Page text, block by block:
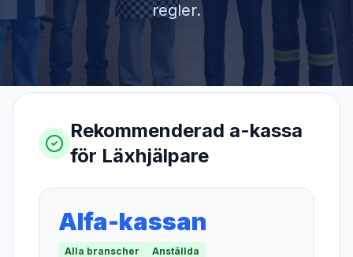
regler.
Rekommenderad a-kassa
för Läxhjälpare
Alfa-kassan
Alla branscher
Anställda